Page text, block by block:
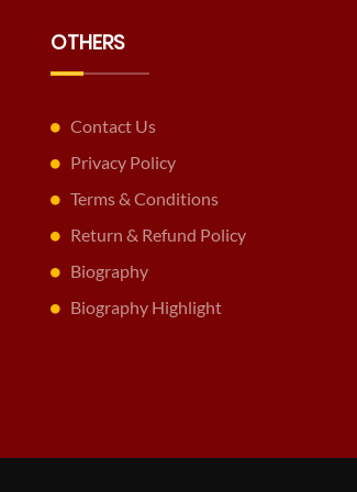
OTHERS
Contact Us
Privacy Policy
Terms & Conditions
Return & Refund Policy
Biography
Biography Highlight